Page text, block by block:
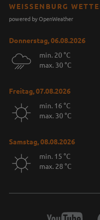
WEISSENBURG WETTER
powered by OpenWeather
Donnerstag, 06.08.2026
min. 20 °C
max. 30 °C
Freitag, 07.08.2026
min. 16 °C
max. 30 °C
Samstag, 08.08.2026
min. 15 °C
max. 28 °C